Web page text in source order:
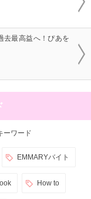
去最高益へ！ぴあを
ーワード
EMMARYバイト
How to